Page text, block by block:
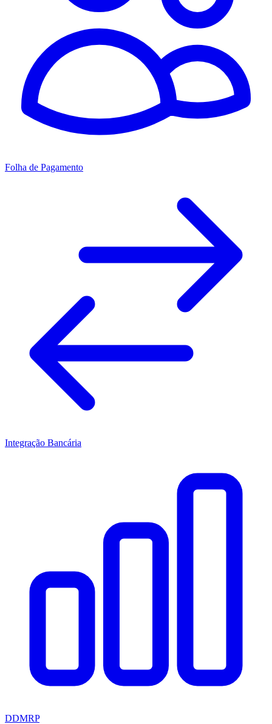
Folha de Pagamento
Integração Bancária
DDMRP